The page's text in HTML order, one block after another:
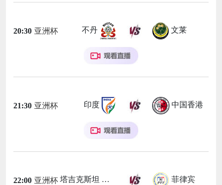
20:30 亚洲杯 不丹 文莱
21:30 亚洲杯 印度 中国香港
22:00 亚洲杯 塔吉克斯坦 菲律宾